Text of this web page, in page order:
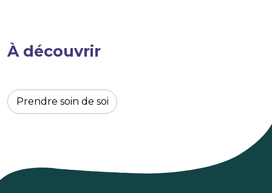
À découvrir
Prendre soin de soi